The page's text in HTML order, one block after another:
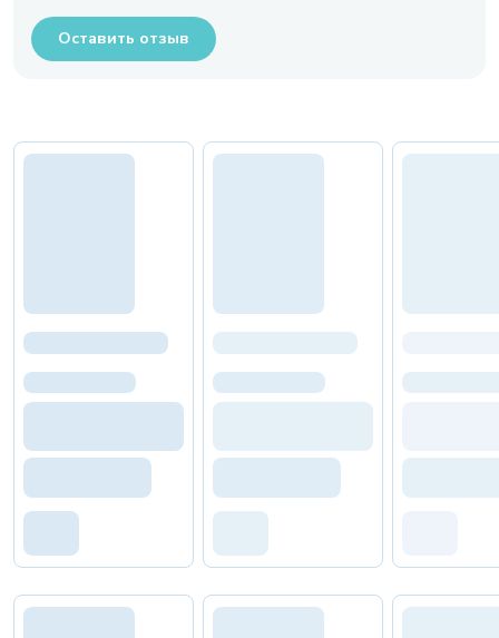
Оставить отзыв